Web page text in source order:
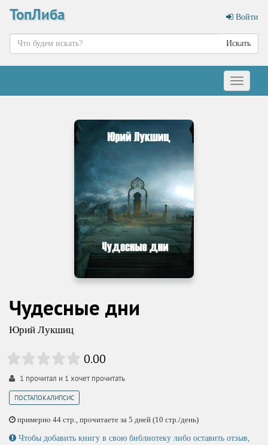
ТопЛиба Войти
Искать
Меню
Чудесные дни
Юрий Лукшиц
0.00
1 прочитал и 1 хочет прочитать
ПОСТАПОКАЛИПСИС
примерно 44 стр., прочитаете за 5 дней (10 стр./день)
Чтобы добавить книгу в свою библиотеку либо оставить отзыв,